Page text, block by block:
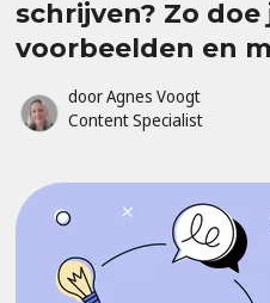
schrijven? Zo doe
voorbeelden en
doorAgnes Voogt
Content Specialist